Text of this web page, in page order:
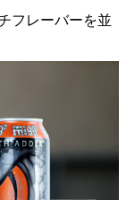
フレーバーを並